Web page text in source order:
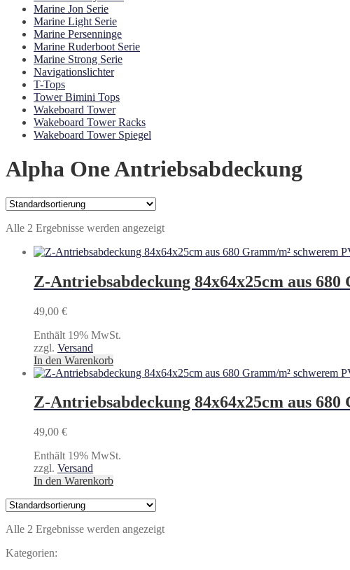
Marine Jon Serie
Marine Light Serie
Marine Persenninge
Marine Ruderboot Serie
Marine Strong Serie
Navigationslichter
T-Tops
Tower Bimini Tops
Wakeboard Tower
Wakeboard Tower Racks
Wakeboard Tower Spiegel
Alpha One Antriebsabdeckung
Alle 2 Ergebnisse werden angezeigt
Z-Antriebsabdeckung 84x64x25cm aus
49,00 €
Enthält 19% MwSt.
zzgl. Versand
In den Warenkorb
Z-Antriebsabdeckung 84x64x25cm aus
49,00 €
Enthält 19% MwSt.
zzgl. Versand
In den Warenkorb
Alle 2 Ergebnisse werden angezeigt
Kategorien: